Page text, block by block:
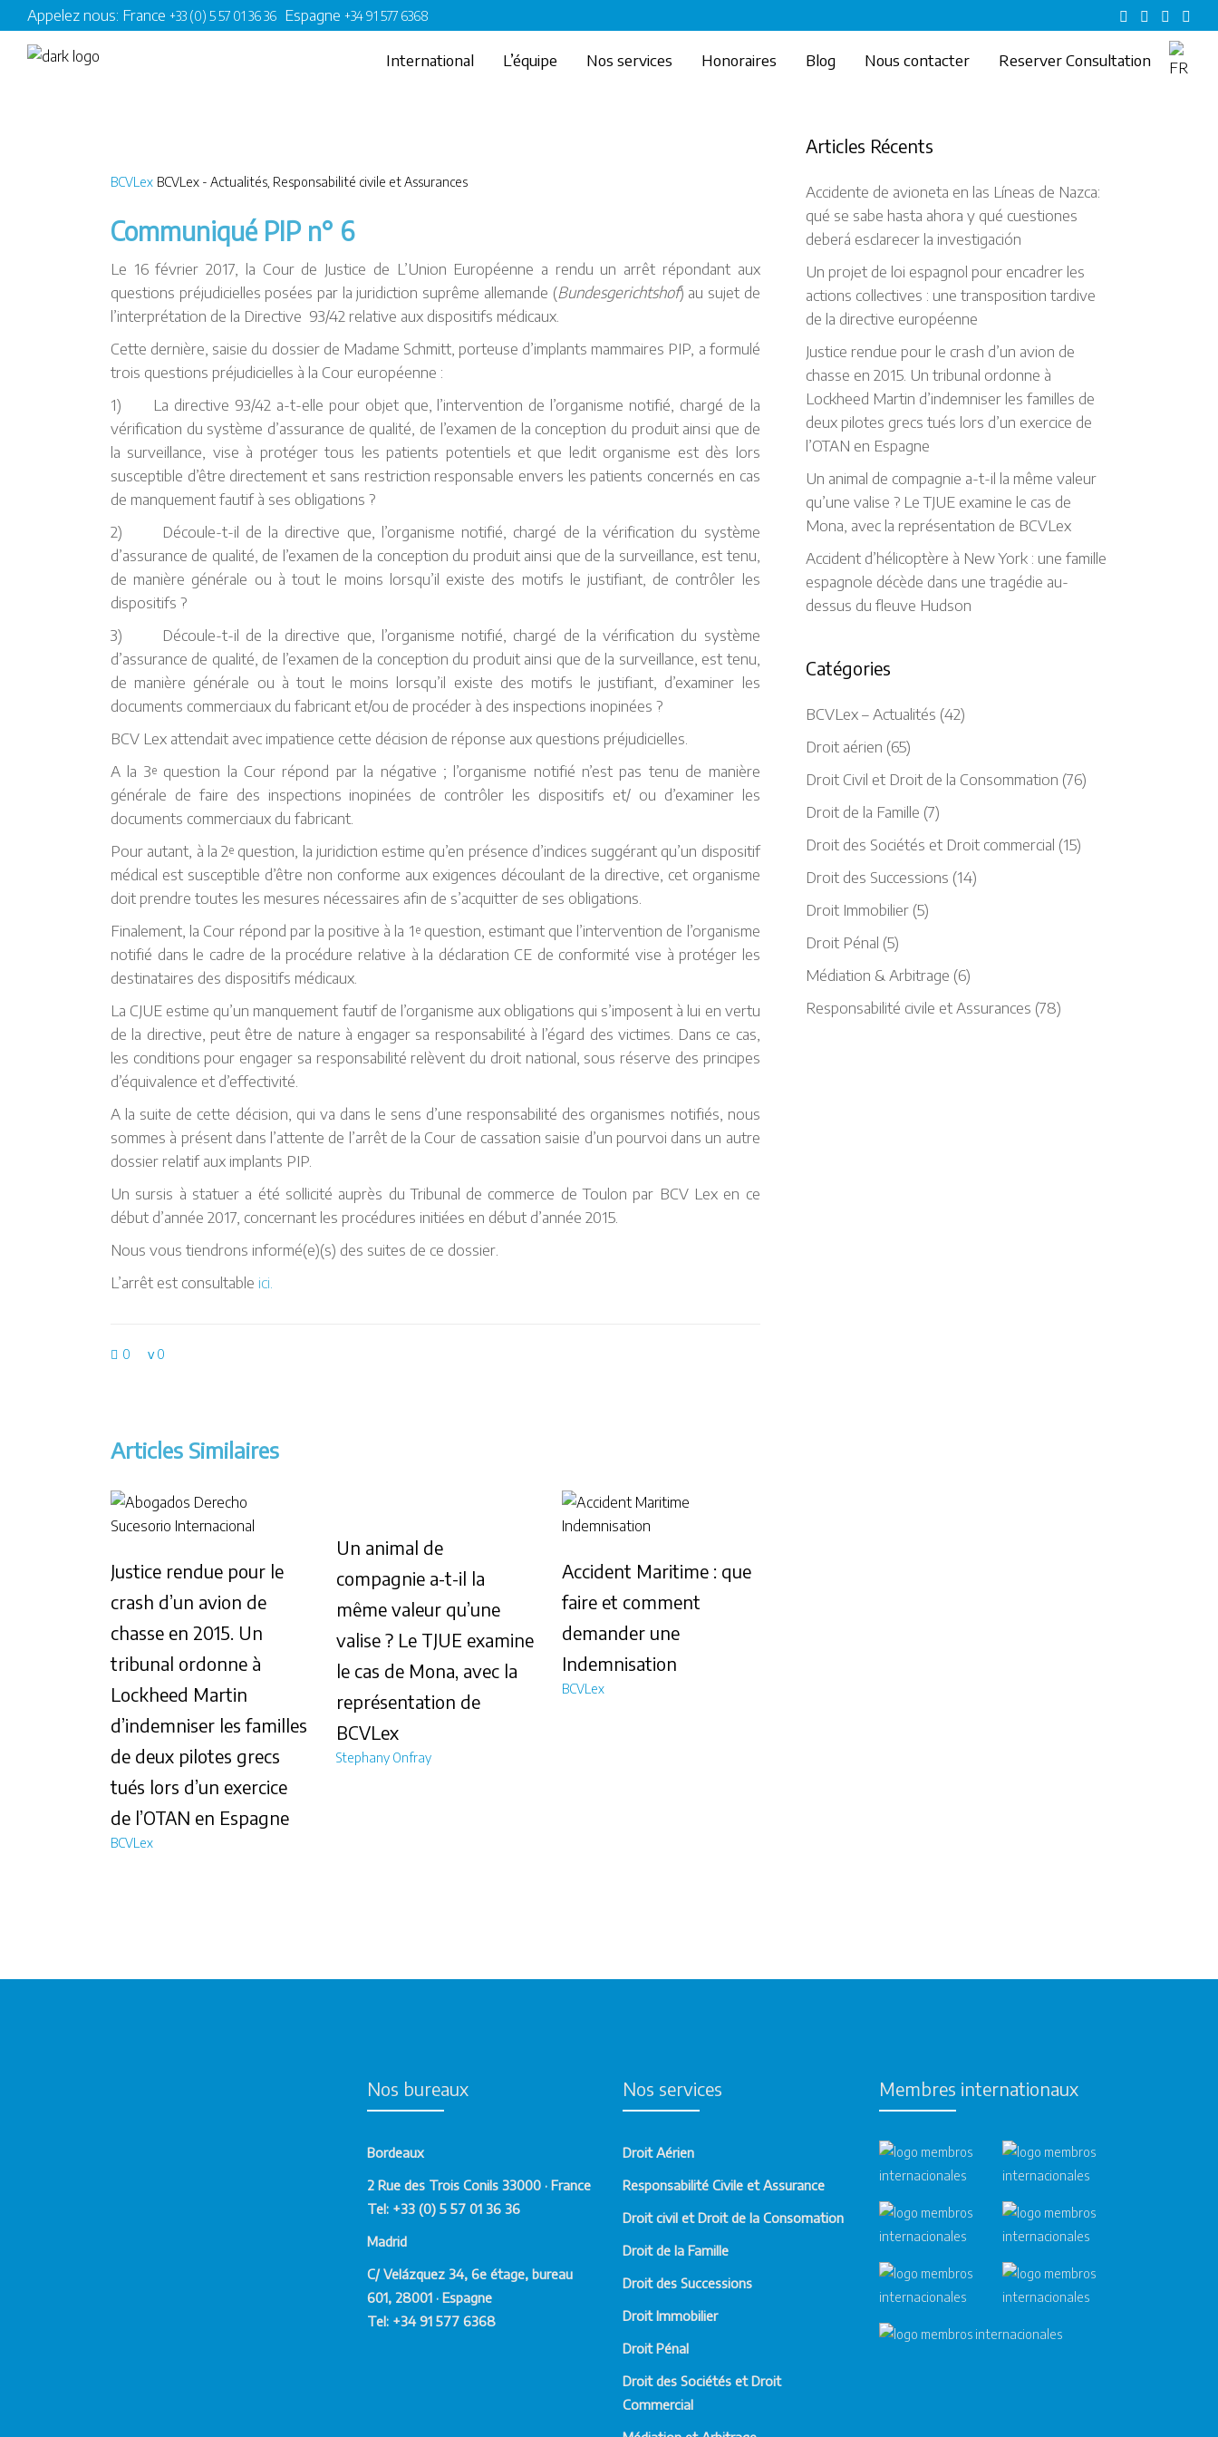
Appelez nous: France +33 (0) 5 57 01 36 36 Espagne +34 91 577 6368
International L’équipe Nos services Honoraires Blog Nous contacter Reserver Consultation
BCVLex BCVLex - Actualités Responsabilité civile et Assurances
Communiqué PIP n° 6
Le 16 février 2017, la Cour de Justice de L’Union Européenne a rendu un arrêt répondant aux
questions préjudicielles posées par la juridiction suprême allemande (Bundesgerichtshof) au sujet de
l’interprétation de la Directive 93/42 relative aux dispositifs médicaux.
Cette dernière, saisie du dossier de Madame Schmitt, porteuse d’implants mammaires PIP, a formulé
trois questions préjudicielles à la Cour européenne :
1) La directive 93/42 a-t-elle pour objet que, l’intervention de l’organisme notifié, chargé de la
vérification du système d’assurance de qualité, de l’examen de la conception du produit ainsi que de
la surveillance, vise à protéger tous les patients potentiels et que ledit organisme est dès lors
susceptible d’être directement et sans restriction responsable envers les patients concernés en cas
de manquement fautif à ses obligations ?
2) Découle-t-il de la directive que, l’organisme notifié, chargé de la vérification du système
d’assurance de qualité, de l’examen de la conception du produit ainsi que de la surveillance, est tenu,
de manière générale ou à tout le moins lorsqu’il existe des motifs le justifiant, de contrôler les
dispositifs ?
3) Découle-t-il de la directive que, l’organisme notifié, chargé de la vérification du système
d’assurance de qualité, de l’examen de la conception du produit ainsi que de la surveillance, est tenu,
de manière générale ou à tout le moins lorsqu’il existe des motifs le justifiant, d’examiner les
documents commerciaux du fabricant et/ou de procéder à des inspections inopinées ?
BCV Lex attendait avec impatience cette décision de réponse aux questions préjudicielles.
A la 3equestion la Cour répond par la négative ; l’organisme notifié n’est pas tenu de manière
générale de faire des inspections inopinées de contrôler les dispositifs et/ ou d’examiner les
documents commerciaux du fabricant.
Pour autant, à la 2e question, la juridiction estime qu’en présence d’indices suggérant qu’un dispositif
médical est susceptible d’être non conforme aux exigences découlant de la directive, cet organisme
doit prendre toutes les mesures nécessaires afin de s’acquitter de ses obligations.
Finalement, la Cour répond par la positive à la 1equestion, estimant que l’intervention de l’organisme
notifié dans le cadre de la procédure relative à la déclaration CE de conformité vise à protéger les
destinataires des dispositifs médicaux.
La CJUE estime qu’un manquement fautif de l’organisme aux obligations qui s’imposent à lui en vertu
de la directive, peut être de nature à engager sa responsabilité à l’égard des victimes. Dans ce cas,
les conditions pour engager sa responsabilité relèvent du droit national, sous réserve des principes
d’équivalence et d’effectivité.
A la suite de cette décision, qui va dans le sens d’une responsabilité des organismes notifiés, nous
sommes à présent dans l’attente de l’arrêt de la Cour de cassation saisie d’un pourvoi dans un autre
dossier relatif aux implants PIP.
Un sursis à statuer a été sollicité auprès du Tribunal de commerce de Toulon par BCV Lex en ce
début d’année 2017, concernant les procédures initiées en début d’année 2015.
Nous vous tiendrons informé(e)(s) des suites de ce dossier.
L’arrêt est consultable ici.
0 0
Articles Similaires
Justice rendue pour le
crash d’un avion de
chasse en 2015. Un
tribunal ordonne à
Lockheed Martin
d’indemniser les familles
de deux pilotes grecs
tués lors d’un exercice
de l’OTAN en Espagne
BCVLex
Un animal de
compagnie a-t-il la
même valeur qu’une
valise ? Le TJUE examine
le cas de Mona, avec la
représentation de
BCVLex
Stephany Onfray
Accident Maritime : que
faire et comment
demander une
Indemnisation
BCVLex
Articles Récents
Accidente de avioneta en las Líneas de Nazca:
qué se sabe hasta ahora y qué cuestiones
deberá esclarecer la investigación
Un projet de loi espagnol pour encadrer les
actions collectives : une transposition tardive
de la directive européenne
Justice rendue pour le crash d’un avion de
chasse en 2015. Un tribunal ordonne à
Lockheed Martin d’indemniser les familles de
deux pilotes grecs tués lors d’un exercice de
l’OTAN en Espagne
Un animal de compagnie a-t-il la même valeur
qu’une valise ? Le TJUE examine le cas de
Mona, avec la représentation de BCVLex
Accident d’hélicoptère à New York : une famille
espagnole décède dans une tragédie au-
dessus du fleuve Hudson
Catégories
BCVLex – Actualités (42)
Droit aérien (65)
Droit Civil et Droit de la Consommation (76)
Droit de la Famille (7)
Droit des Sociétés et Droit commercial (15)
Droit des Successions (14)
Droit Immobilier(5)
Droit Pénal (5)
Médiation & Arbitrage (6)
Responsabilité civile et Assurances (78)
Nos bureaux
Bordeaux
2 Rue des Trois Conils 33000 · France
Tel: +33 (0) 5 57 01 36 36
Madrid
C/ Velázquez 34, 6e étage, bureau
601, 28001 · Espagne
Tel: +34 91 577 6368
Nos services
Droit Aérien
Responsabilité Civile et Assurance
Droit civil et Droit de la Consomation
Droit de la Famille
Droit des Successions
Droit Immobilier
Droit Pénal
Droit des Sociétés et Droit
Commercial
Membres internationaux